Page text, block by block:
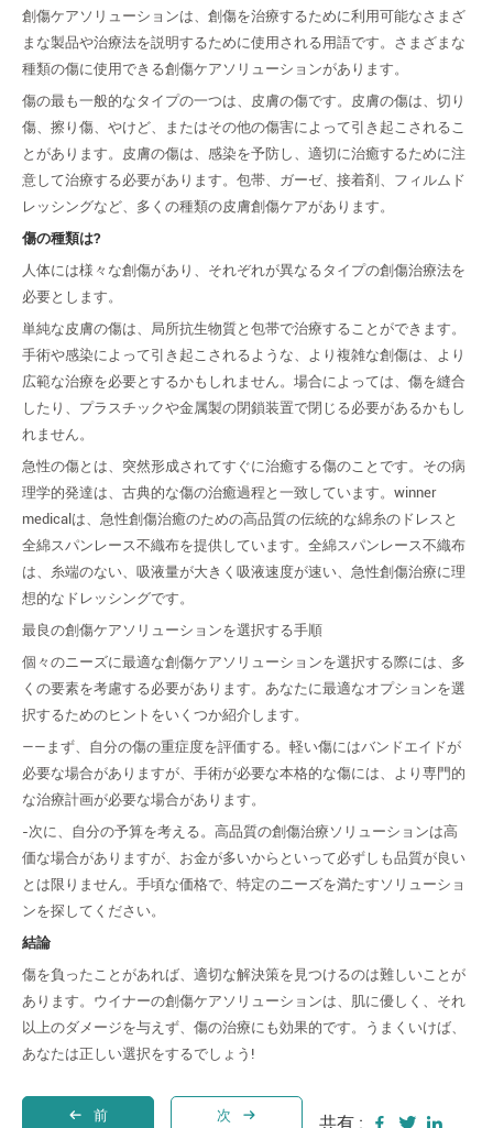
創傷ケアソリューションは、創傷を治療するために利用可能なさまざ
まな製品や治療法を説明するために使用される用語です。さまざまな
種類の傷に使用できる創傷ケアソリューションがあります。
傷の最も一般的なタイプの一つは、皮膚の傷です。皮膚の傷は、切り
傷、擦り傷、やけど、またはその他の傷害によって引き起こされるこ
とがあります。皮膚の傷は、感染を予防し、適切に治癒するために注
意して治療する必要があります。包帯、ガーゼ、接着剤、フィルムド
レッシングなど、多くの種類の皮膚創傷ケアがあります。
傷の種類は?
人体には様々な創傷があり、それぞれが異なるタイプの創傷治療法を
必要とします。
単純な皮膚の傷は、局所抗生物質と包帯で治療することができます。
手術や感染によって引き起こされるような、より複雑な創傷は、より
広範な治療を必要とするかもしれません。場合によっては、傷を縫合
したり、プラスチックや金属製の閉鎖装置で閉じる必要があるかもし
れません。
急性の傷とは、突然形成されてすぐに治癒する傷のことです。その病
理学的発達は、古典的な傷の治癒過程と一致しています。winner
medicalは、急性創傷治癒のための高品質の伝統的な綿糸のドレスと
全綿スパンレース不織布を提供しています。全綿スパンレース不織布
は、糸端のない、吸液量が大きく吸液速度が速い、急性創傷治療に理
想的なドレッシングです。
最良の創傷ケアソリューションを選択する手順
個々のニーズに最適な創傷ケアソリューションを選択する際には、多
くの要素を考慮する必要があります。あなたに最適なオプションを選
択するためのヒントをいくつか紹介します。
——まず、自分の傷の重症度を評価する。軽い傷にはバンドエイドが
必要な場合がありますが、手術が必要な本格的な傷には、より専門的
な治療計画が必要な場合があります。
-次に、自分の予算を考える。高品質の創傷治療ソリューションは高
価な場合がありますが、お金が多いからといって必ずしも品質が良い
とは限りません。手頃な価格で、特定のニーズを満たすソリューショ
ンを探してください。
結論
傷を負ったことがあれば、適切な解決策を見つけるのは難しいことが
あります。ウイナーの創傷ケアソリューションは、肌に優しく、それ
以上のダメージを与えず、傷の治療にも効果的です。うまくいけば、
あなたは正しい選択をするでしょう!
前 次 共有 :